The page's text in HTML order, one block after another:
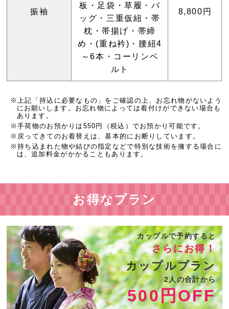
振袖
板・足袋・草履・バ
ッグ・三重仮紐・帯
枕・帯揚げ・帯締
め・(重ね衿)・腰紐4
～6本・コーリンベ
ルト
8,800円
上記「持込に必要なもの」をご確認の上、お忘れ物がないよう
にお願いします。お忘れ物によっては着付けができない場合も
あります。
手荷物のお預かりは550円（税込）でお預かり可能です。
戻ってきてのお着替えは、基本的にお断りしています。
持ち込まれた物や結びの指定などで特別な技術を擁する場合に
は、追加料金がかかることもあります。
お得なプラン
カップルで予約すると
さらにお得！
カップルプラン
2人の合計から
500円OFF